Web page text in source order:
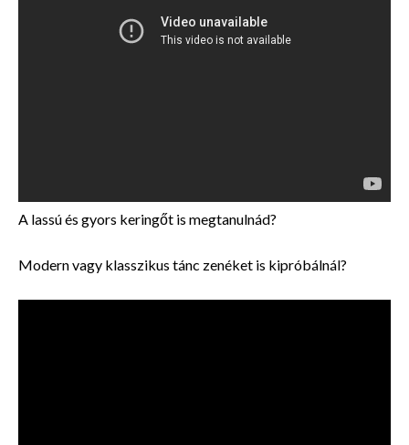
A lassú és gyors keringőt is megtanulnád?
Modern vagy klasszikus tánc zenéket is kipróbálnál?